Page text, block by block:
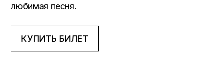
любимая песня.
КУПИТЬ БИЛЕТ